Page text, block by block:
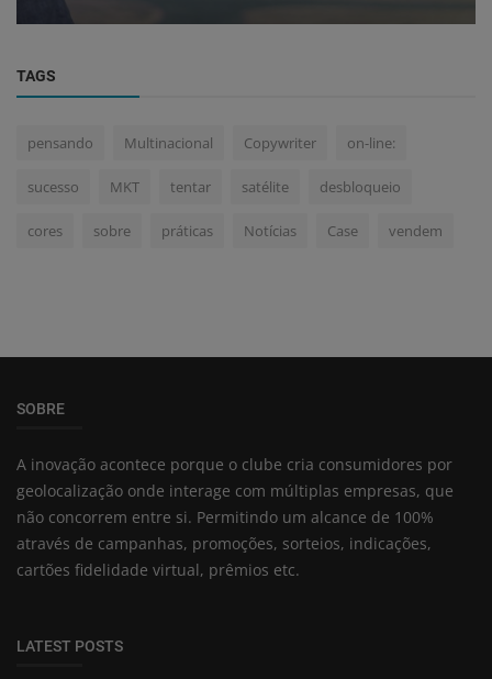
TAGS
pensando Multinacional Copywriter on-line:
sucesso MKT tentar satélite desbloqueio
cores sobre práticas Notícias Case vendem
SOBRE
A inovação acontece porque o clube cria consumidores por
geolocalização onde interage com múltiplas empresas, que
não concorrem entre si. Permitindo um alcance de 100%
através de campanhas, promoções, sorteios, indicações,
cartões fidelidade virtual, prêmios etc.
LATEST POSTS